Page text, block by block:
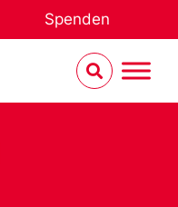
Spenden